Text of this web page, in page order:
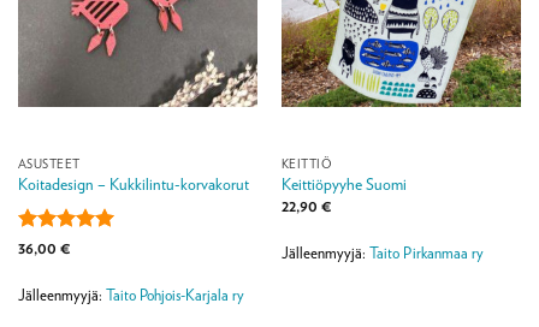
ASUSTEET
Koitadesign – Kukkilintu-korvakorut
Arvostelu
/ 5
36,00 €
Jälleenmyyjä: Taito Pohjois-Karjala ry
KEITTIÖ
Keittiöpyyhe Suomi
22,90 €
Jälleenmyyjä: Taito Pirkanmaa ry